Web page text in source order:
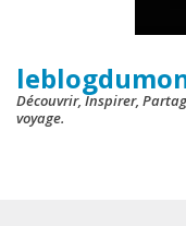
Découvrir, Inspirer,
voyage.